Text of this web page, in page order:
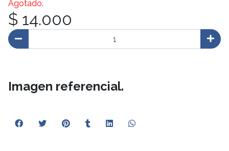
Agotado.
$ 14.000
Imagen referencial.